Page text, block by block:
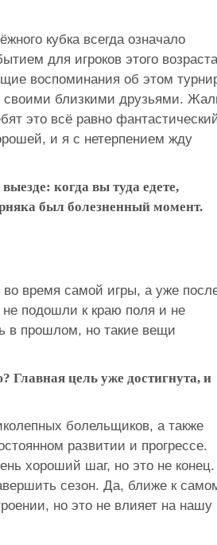
кубка всегда означало
для игроков этого
воспоминания об этом
своими близкими друзьями.
это всё равно
и я с нетерпением жду
когда вы туда едете,
был болезненный момент.
время самой игры, а уже
подошли к краю поля и не
в прошлом, но такие вещи
цель уже достигнута, и
болельщиков, а также
развитии и прогрессе.
хороший шаг, но это не конец.
сезон. Да, ближе к
но это не влияет на нашу